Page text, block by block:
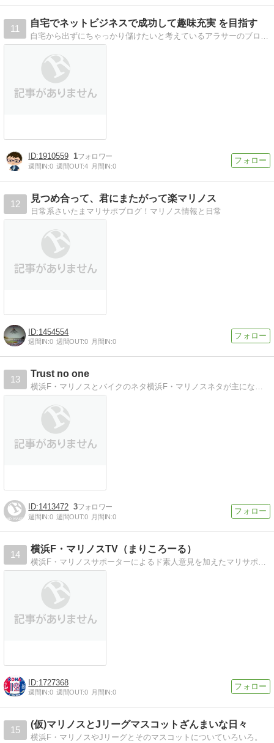
11
自宅でネットビジネスで成功して趣味充実 を目指す
自宅から出ずにちゃっかり儲けたいと考えているアラサーのブログです
1910559 1
週間IN:0 週間OUT:4 月間IN:0
12
見つめ合って、君にまたがって楽マリノス
日常系さいたまマリサポブログ！マリノス情報と日常
1454554
週間IN:0 週間OUT:0 月間IN:0
13
Trust no one
横浜F・マリノスとバイクのネタ横浜F・マリノスネタが主になると思われます。バイクネタも書きたいと思います。
1413472 3
週間IN:0 週間OUT:0 月間IN:0
14
横浜F・マリノスTV（まりころーる）
横浜F・マリノスサポーターによるド素人意見を加えたマリサポ通信情報ブログ。広い心でご覧ください（汗）
1727368
週間IN:0 週間OUT:0 月間IN:0
15
(仮)マリノスとJリーグマスコットざんまいな日々
横浜F・マリノスやJリーグとそのマスコットについていろいろ。